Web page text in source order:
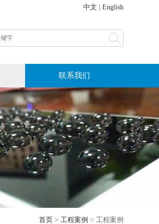
中文 English
联系我们
首页 > 工程案例 > 工程案例